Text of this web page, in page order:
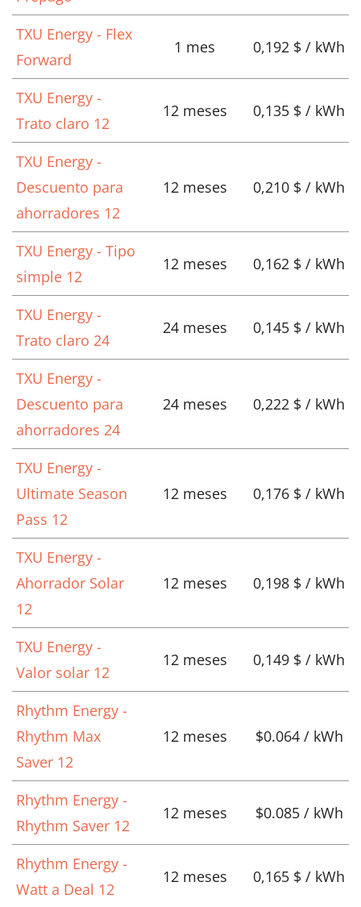
TXU Energy - Flex
Forward
1 mes 0,192 $ / kWh
TXU Energy -
Trato claro 12
12 meses 0,135 $ / kWh
TXU Energy -
Descuento para
ahorradores 12
12 meses 0,210 $ / kWh
TXU Energy - Tipo
simple 12
12 meses 0,162 $ / kWh
TXU Energy -
Trato claro 24
24 meses 0,145 $ / kWh
TXU Energy -
Descuento para
ahorradores 24
24 meses 0,222 $ / kWh
TXU Energy -
Ultimate Season
Pass 12
12 meses 0,176 $ / kWh
TXU Energy -
Ahorrador Solar
12
12 meses 0,198 $ / kWh
TXU Energy -
Valor solar 12
12 meses 0,149 $ / kWh
Rhythm Energy -
Rhythm Max
Saver 12
12 meses $0.064 / kWh
Rhythm Energy -
Rhythm Saver 12
12 meses $0.085 / kWh
Rhythm Energy -
Watt a Deal 12
12 meses 0,165 $ / kWh